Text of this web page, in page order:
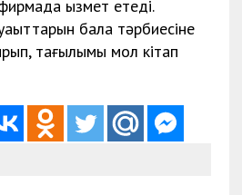
қызмет етеді.
бала тәрбиесіне
тағылымы мол кітап